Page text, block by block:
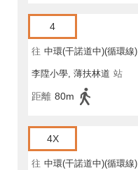
4
往 中環(干諾道中)(循環線)
李陞小學, 薄扶林道 站
距離 80m
4X
往 中環(干諾道中)(循環線)